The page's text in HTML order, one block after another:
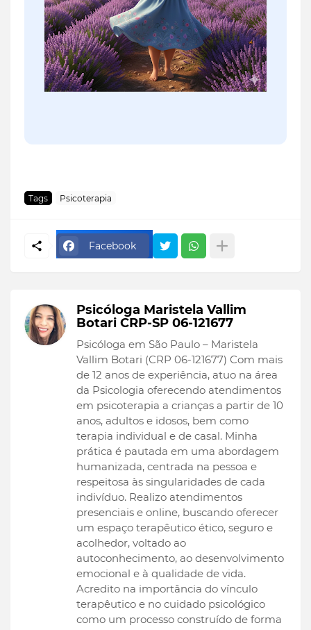
Tags Psicoterapia
Facebook
Psicóloga Maristela Vallim
Botari CRP-SP 06-121677
Psicóloga em São Paulo – Maristela
Vallim Botari (CRP 06-121677) Com mais
de 12 anos de experiência, atuo na área
da Psicologia oferecendo atendimentos
em psicoterapia a crianças a partir de 10
anos, adultos e idosos, bem como
terapia individual e de casal. Minha
prática é pautada em uma abordagem
humanizada, centrada na pessoa e
respeitosa às singularidades de cada
indivíduo. Realizo atendimentos
presenciais e online, buscando oferecer
um espaço terapêutico ético, seguro e
acolhedor, voltado ao
autoconhecimento, ao desenvolvimento
emocional e à qualidade de vida.
Acredito na importância do vínculo
terapêutico e no cuidado psicológico
como um processo construído de forma